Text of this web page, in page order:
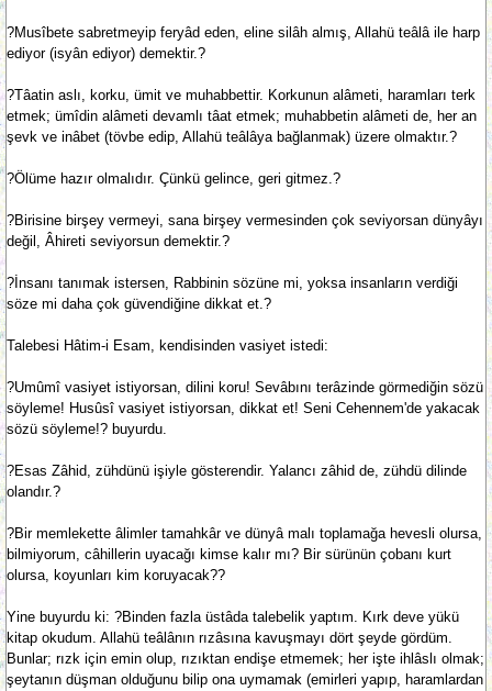
?Musîbete sabretmeyip feryâd eden, eline silâh almış, Allahü teâlâ ile harp
ediyor (isyân ediyor) demektir.?
?Tâatin aslı, korku, ümit ve muhabbettir. Korkunun alâmeti, haramları terk
etmek; ümîdin alâmeti devamlı tâat etmek; muhabbetin alâmeti de, her an
şevk ve inâbet (tövbe edip, Allahü teâlâya bağlanmak) üzere olmaktır.?
?Ölüme hazır olmalıdır. Çünkü gelince, geri gitmez.?
?Birisine birşey vermeyi, sana birşey vermesinden çok seviyorsan dünyâyı
değil, Âhireti seviyorsun demektir.?
?İnsanı tanımak istersen, Rabbinin sözüne mi, yoksa insanların verdiği
söze mi daha çok güvendiğine dikkat et.?
Talebesi Hâtim-i Esam, kendisinden vasiyet istedi:
?Umûmî vasiyet istiyorsan, dilini koru! Sevâbını terâzinde görmediğin sözü
söyleme! Husûsî vasiyet istiyorsan, dikkat et! Seni Cehennem'de yakacak
sözü söyleme!? buyurdu.
?Esas Zâhid, zühdünü işiyle gösterendir. Yalancı zâhid de, zühdü dilinde
olandır.?
?Bir memlekette âlimler tamahkâr ve dünyâ malı toplamağa hevesli olursa,
bilmiyorum, câhillerin uyacağı kimse kalır mı? Bir sürünün çobanı kurt
olursa, koyunları kim koruyacak??
Yine buyurdu ki: ?Binden fazla üstâda talebelik yaptım. Kırk deve yükü
kitap okudum. Allahü teâlânın rızâsına kavuşmayı dört şeyde gördüm.
Bunlar; rızk için emin olup, rızıktan endişe etmemek; her işte ihlâslı olmak;
şeytanın düşman olduğunu bilip ona uymamak (emirleri yapıp, haramlardan